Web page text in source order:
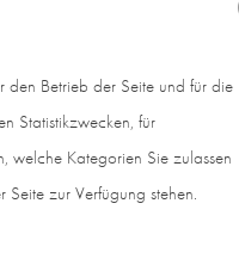
Betrieb der Seite und für die
Statistikzwecken, für
welche Kategorien Sie zulassen
zur Verfügung stehen.